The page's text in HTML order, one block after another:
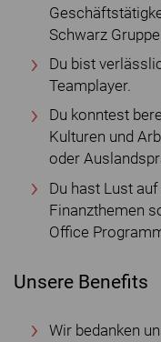
Schwarz
Du bist
Teamplayer.
Du konntest
Kulturen und
oder
Du hast Lust
Finanzthemen
Office
Unsere Benefits
Wir bedanken